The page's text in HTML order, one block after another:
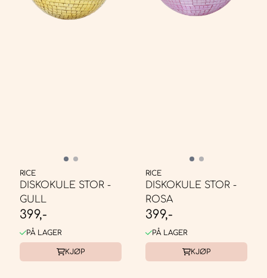
RICE
DISKOKULE STOR -
GULL
399,-
PÅ LAGER
KJØP
RICE
DISKOKULE STOR -
ROSA
399,-
PÅ LAGER
KJØP